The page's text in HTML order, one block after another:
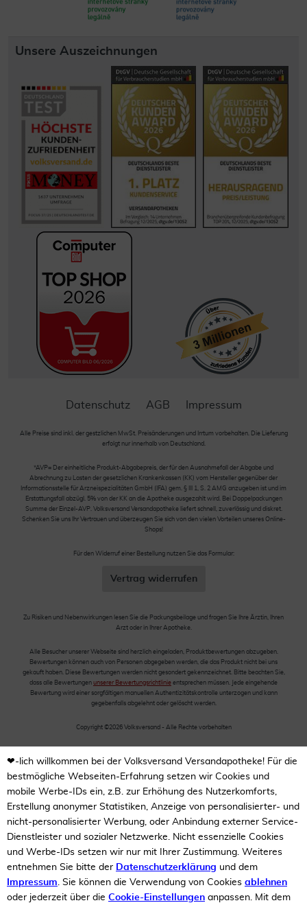
Unsere Auszeichnungen
Datenschutz AGB Impressum
Alle Preise sind inkl. der gestzlichen MwSt. Preisänderungen und Irrtum vorbehalten. Die Lieferung
erfolgt nur innerhalb von Deutschland.
*AVP= Der einheitliche Produkt-Abgabepreis, der für den Ausnahmefall der Abgabe und
Abrechnung zu Lasten der gesetzlichen Krankenkassen (KK) vom Hersteller gegenüber der
Informationsstelle für Arzneispezialitäten GmbH (IFA) gem. § III 1, S. 2 AMG anzugeben ist und im
Erstattungsfall abzügl. 5% von der KK an die Apotheke ausgezahlt wird. Bei Doppelpackungen
Summe der Einzel-AVP. Volksversand Versandapotheke liefert schnell, zuverlässig und diskret.
Schenken Sie uns Ihr Vertrauen und überzeugen Sie sich von den vielen Vorteilen unseres Online-
Shops!
Für den Widerruf einer Bestellung nutzen Sie das Formular:
Vertrag widerrufen
Zu Risiken und Nebenwirkungen lesen Sie die Packungsbeilage und fragen Sie Ihre Ärztin, Ihren
Arzt oder in Ihrer Apotheke.
Alle Besucher unserer Webseite sind herzlich eingeladen, Produktbewertungen abzugeben.
Bewertungen können auch von Personen abgegeben werden, die das Produkt nicht bei uns
gekauft haben. Diese Bewertungen werden nicht gesondert gekennzeichnet. Bitte beachten Sie,
dass alle Bewertungen unserer Bewertungsrichtlinie entsprechen müssen. Jede eingehende
Bewertung wird einer sorgfältigen manuellen Authentizitätskontrolle unterzogen und kann
gegebenfalls abgelehnt oder gelöscht werden.
Copyright ©2026 Volksversand - Alle Rechte vorbehalten
❤-lich willkommen bei der Volksversand Versandapotheke! Für die
bestmögliche Webseiten-Erfahrung setzen wir Cookies und
mobile Werbe-IDs ein, z.B. zur Erhöhung des Nutzerkomforts,
Erstellung anonymer Statistiken, Anzeige von personalisierter- und
nicht-personalisierter Werbung, oder Anbindung externer Service-
Dienstleister und sozialer Netzwerke. Nicht essenzielle Cookies
und Werbe-IDs setzen wir nur mit Ihrer Zustimmung. Weiteres
entnehmen Sie bitte der Datenschutzerklärung und dem
Impressum. Sie können die Verwendung von Cookies ablehnen
oder jederzeit über die Cookie-Einstellungen anpassen. Mit dem